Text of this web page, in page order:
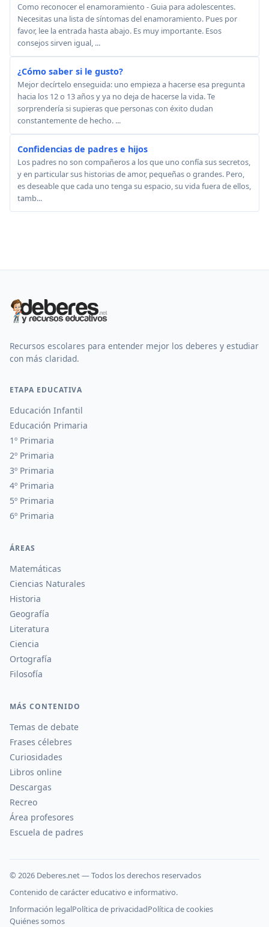
Como reconocer el enamoramiento - Guia para adolescentes.
Necesitas una lista de síntomas del enamoramiento. Pues por
favor, lee la entrada hasta abajo. Es muy importante. Esos
consejos sirven igual, ...
¿Cómo saber si le gusto?
Mejor decírtelo enseguida: uno empieza a hacerse esa pregunta
hacia los 12 o 13 años y ya no deja de hacerse la vida. Te
sorprendería si supieras que personas con éxito dudan
constantemente de hecho. ...
Confidencias de padres e hijos
Los padres no son compañeros a los que uno confía sus secretos,
y en particular sus historias de amor, pequeñas o grandes. Pero,
es deseable que cada uno tenga su espacio, su vida fuera de ellos,
tamb...
Recursos escolares para entender mejor los deberes y estudiar
con más claridad.
ETAPA EDUCATIVA
Educación Infantil
Educación Primaria
1º Primaria
2º Primaria
3º Primaria
4º Primaria
5º Primaria
6º Primaria
ÁREAS
Matemáticas
Ciencias Naturales
Historia
Geografía
Literatura
Ciencia
Ortografía
Filosofía
MÁS CONTENIDO
Temas de debate
Frases célebres
Curiosidades
Libros online
Descargas
Recreo
Área profesores
Escuela de padres
© 2026 Deberes.net — Todos los derechos reservados
Contenido de carácter educativo e informativo.
Información legalPolítica de privacidadPolítica de cookies
Quiénes somos